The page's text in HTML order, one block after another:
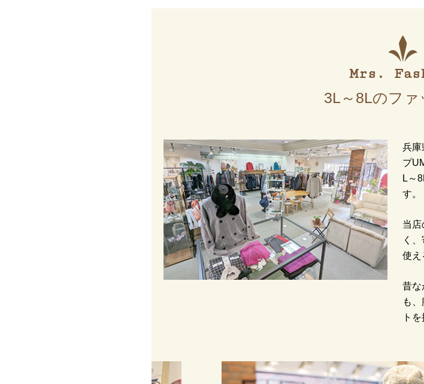
Mrs.
3L～8Lのファ
兵庫
プ
L～
す。
当
く
使え
昔な
も
ト